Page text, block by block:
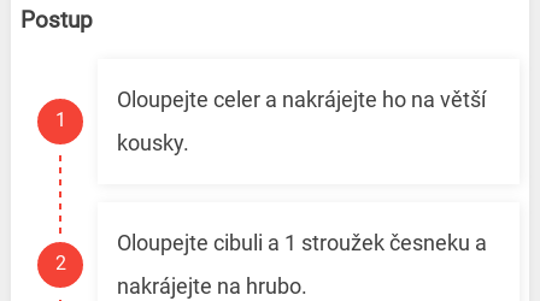
Postup
Oloupejte celer a nakrájejte ho na větší
kousky.
Oloupejte cibuli a 1 stroužek česneku a
nakrájejte na hrubo.